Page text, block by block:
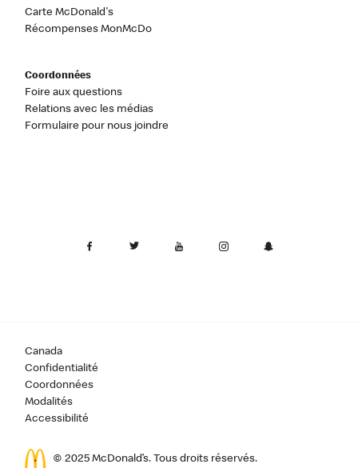
Carte McDonald's
Récompenses MonMcDo
Coordonnées
Foire aux questions
Relations avec les médias
Formulaire pour nous joindre
Canada
Confidentialité
Coordonnées
Modalités
Accessibilité
© 2025 McDonald’s. Tous droits réservés.